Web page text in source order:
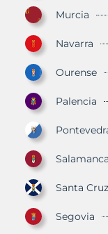
Murcia
Navarra
Ourense
Palencia
Salamanca
Santa Cruz
Segovia